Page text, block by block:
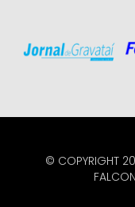
© COPYRIGHT